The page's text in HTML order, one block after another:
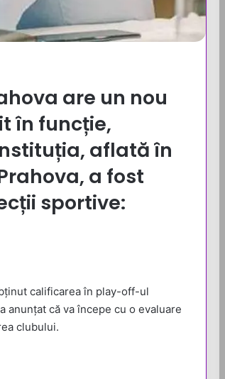
are un nou
în funcție,
aflată în
a fost
sportive:
calificarea în play-off-ul
anunțat că va începe cu o evaluare
clubului.